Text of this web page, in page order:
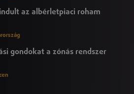
az albérletpiaci roham
gondokat a zónás rendszer